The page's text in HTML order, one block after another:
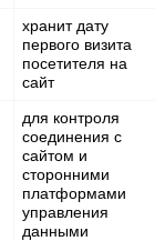
хранит дату
первого визита
посетителя на
сайт
для контроля
соединения с
сайтом и
сторонними
платформами
управления
данными